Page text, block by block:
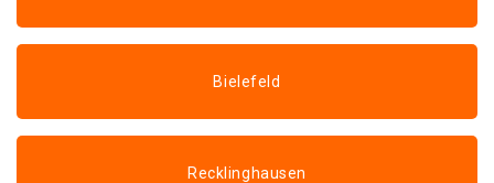
Bielefeld
Recklinghausen